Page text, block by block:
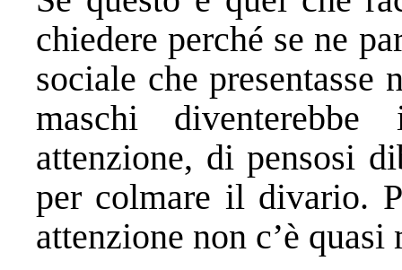
chiedere perché se ne
sociale che
maschi diventerebbe
attenzione, di pensosi
per colmare il divario.
attenzione non c’è quasi